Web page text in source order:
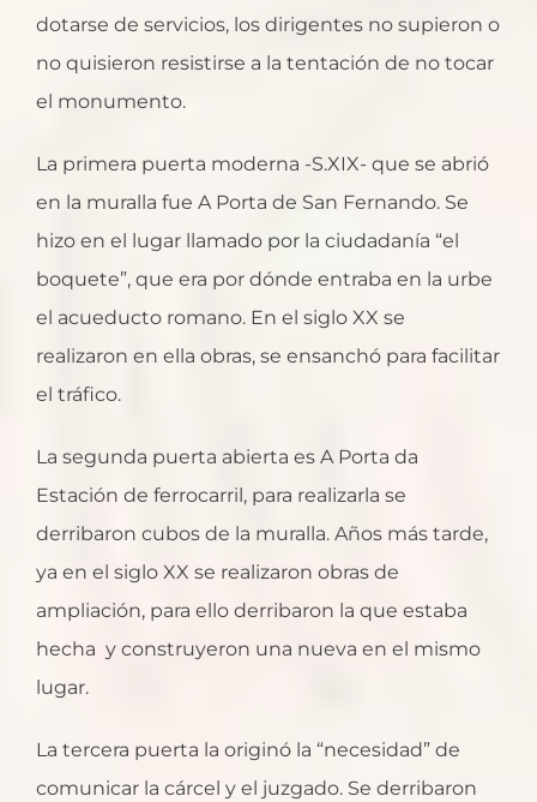
dotarse de servicios, los dirigentes no supieron o
no quisieron resistirse a la tentación de no tocar
el monumento.
La primera puerta moderna -S.XIX- que se abrió
en la muralla fue A Porta de San Fernando. Se
hizo en el lugar llamado por la ciudadanía “el
boquete”, que era por dónde entraba en la urbe
el acueducto romano. En el siglo XX se
realizaron en ella obras, se ensanchó para facilitar
el tráfico.
La segunda puerta abierta es A Porta da
Estación de ferrocarril, para realizarla se
derribaron cubos de la muralla. Años más tarde,
ya en el siglo XX se realizaron obras de
ampliación, para ello derribaron la que estaba
hecha y construyeron una nueva en el mismo
lugar.
La tercera puerta la originó la “necesidad” de
comunicar la cárcel y el juzgado. Se derribaron